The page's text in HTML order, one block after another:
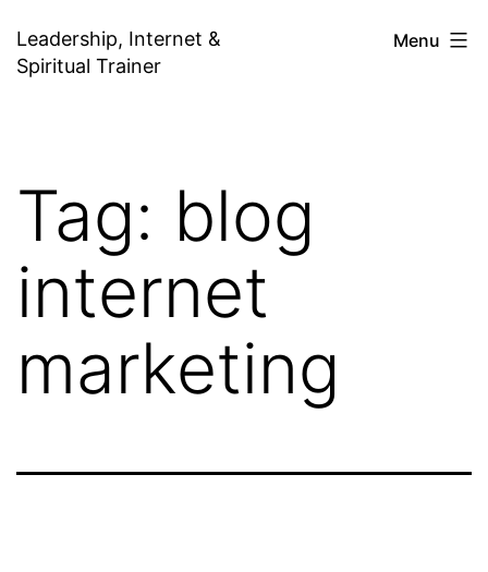
to
Leadership, Internet &
Spiritual Trainer
Menu
Tag: blog
internet
marketing